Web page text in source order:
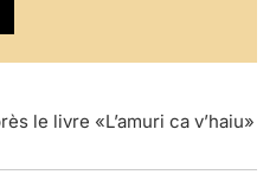
le livre «L’amuri ca v’haiu»